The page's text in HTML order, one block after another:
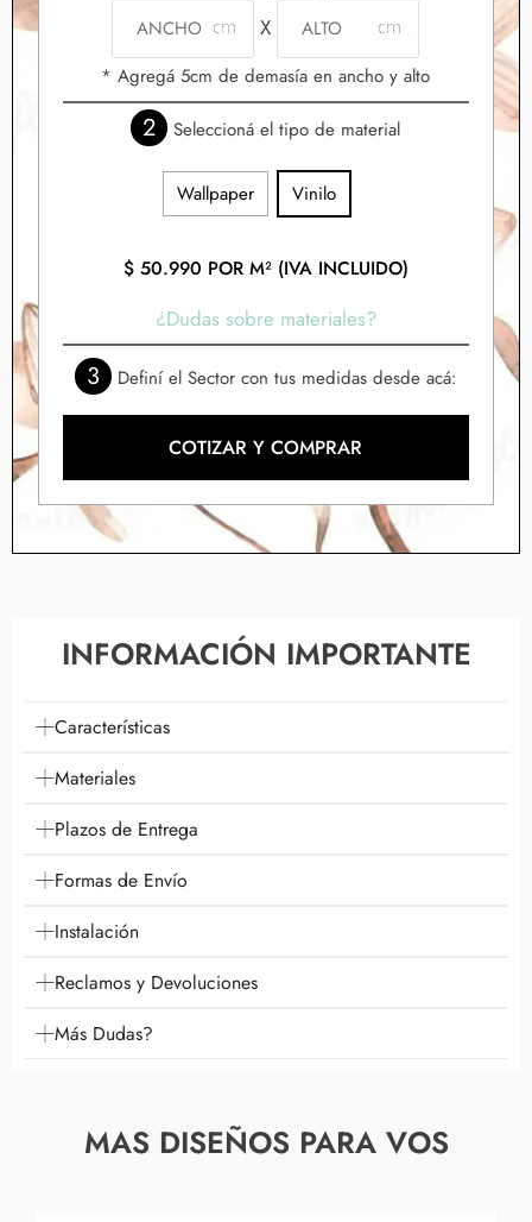
X
* Agregá 5cm de demasía en ancho y alto
2 Seleccioná el tipo de material
Wallpaper Vinilo
$50.990 POR M² (IVA INCLUIDO)
¿Dudas sobre materiales?
3 Definí el Sector con tus medidas desde acá:
COTIZAR Y COMPRAR
INFORMACIÓN IMPORTANTE
Características
Materiales
Plazos de Entrega
Formas de Envío
Instalación
Reclamos y Devoluciones
Más Dudas?
MAS DISEÑOS PARA VOS